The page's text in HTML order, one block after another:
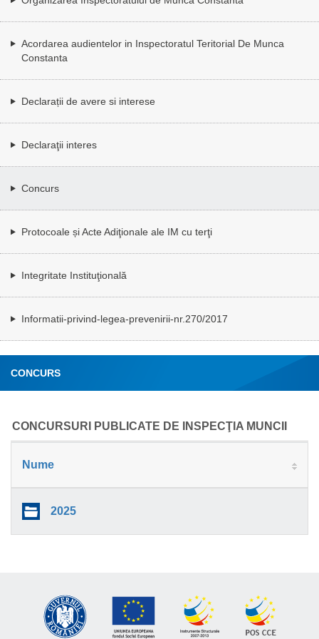
Acordarea audientelor in Inspectoratul Teritorial De Munca
Constanta
Declarații de avere si interese
Declaraţii interes
Concurs
Protocoale și Acte Adiţionale ale IM cu terţi
Integritate Instituţională
Informatii-privind-legea-prevenirii-nr.270/2017
CONCURS
CONCURSURI PUBLICATE DE INSPECŢIA MUNCII
Nume
2025